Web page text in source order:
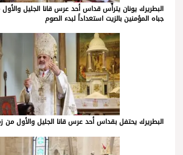
البطريرك يونان يترأّس قداس أحد عرس قانا الجليل
جباه المؤمنين بالزيت استعداداً لبدء الصوم
البطريرك يحتفل بقداس أحد عرس قانا الجليل والأول من